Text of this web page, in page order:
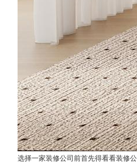
选择一家装修公司前首先得看看装修